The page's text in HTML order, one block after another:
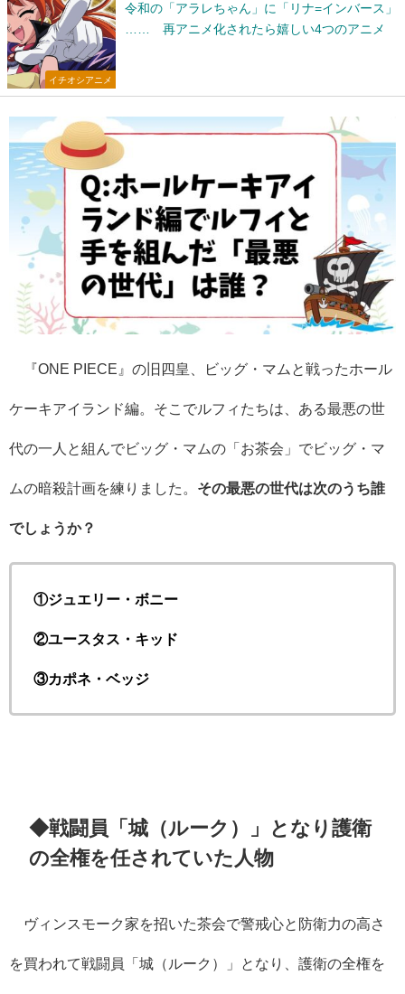
イチオシアニメ
令和の「アラレちゃん」に「リナ=インバース」
…… 再アニメ化されたら嬉しい4つのアニメ
『ONE PIECE 』の旧四皇、ビッグ・マムと戦ったホール
ケーキアイランド編。そこでルフィたちは、ある最悪の世
代の一人と組んでビッグ・マムの「お茶会」でビッグ・マ
ムの暗殺計画を練りました。 その最悪の世代は次のうち誰
でしょうか？
①ジュエリー・ボニー
②ユースタス・キッド
③カポネ・ベッジ
◆戦闘員「城（ルーク）」となり護衛
の全権を任されていた人物
ヴィンスモーク家を招いた茶会で警戒心と防衛力の高さ
を買われて戦闘員「城（ルーク）」となり、護衛の全権を